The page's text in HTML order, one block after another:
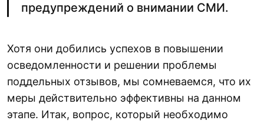
предупреждений о внимании СМИ.
Хотя они добились успехов в повышении
осведомленности и решении проблемы
поддельных отзывов, мы сомневаемся, что их
меры действительно эффективны на данном
этапе. Итак, вопрос, который необходимо